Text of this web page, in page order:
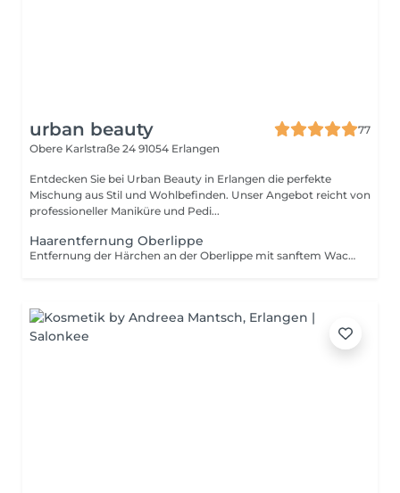
urban beauty
77
Obere Karlstraße 24 91054 Erlangen
Entdecken Sie bei Urban Beauty in Erlangen die perfekte
Mischung aus Stil und Wohlbefinden. Unser Angebot reicht von
professioneller Maniküre und Pedi...
Haarentfernung Oberlippe
Entfernung der Härchen an der Oberlippe mit sanftem Wachs sowie der Fadentechnik für ein sauberes Ergebnis.